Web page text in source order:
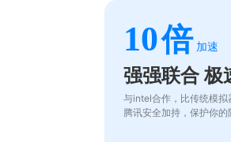
10倍 加速
强强联合 极
与intel合作，比传统模拟
腾讯安全加持，保护你的